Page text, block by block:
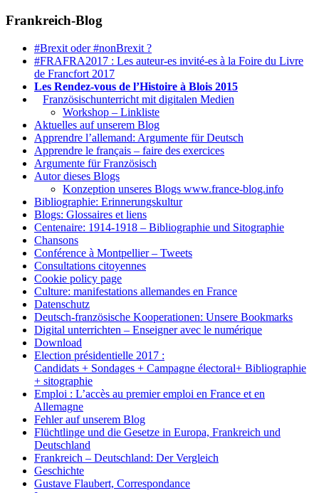
Frankreich-Blog
#Brexit oder #nonBrexit ?
#FRAFRA2017 : Les auteur-es invité-es à la Foire du Livre
de Francfort 2017
Les Rendez-vous de l’Histoire à Blois 2015
Französischunterricht mit digitalen Medien
Workshop – Linkliste
Aktuelles auf unserem Blog
Apprendre l’allemand: Argumente für Deutsch
Apprendre le français – faire des exercices
Argumente für Französisch
Autor dieses Blogs
Konzeption unseres Blogs www.france-blog.info
Bibliographie: Erinnerungskultur
Blogs: Glossaires et liens
Centenaire: 1914-1918 – Bibliographie und Sitographie
Chansons
Conférence à Montpellier – Tweets
Consultations citoyennes
Cookie policy page
Culture: manifestations allemandes en France
Datenschutz
Deutsch-französische Kooperationen: Unsere Bookmarks
Digital unterrichten – Enseigner avec le numérique
Download
Election présidentielle 2017 :
Candidats + Sondages + Campagne électoral+ Bibliographie
+ sitographie
Emploi : L’accès au premier emploi en France et en
Allemagne
Fehler auf unserem Blog
Flüchtlinge und die Gesetze in Europa, Frankreich und
Deutschland
Frankreich – Deutschland: Der Vergleich
Geschichte
Gustave Flaubert, Correspondance